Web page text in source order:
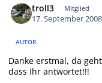
troll3 Mitglied
17. September
AUTOR
Danke erstmal, da
dass Ihr antwortet!!!